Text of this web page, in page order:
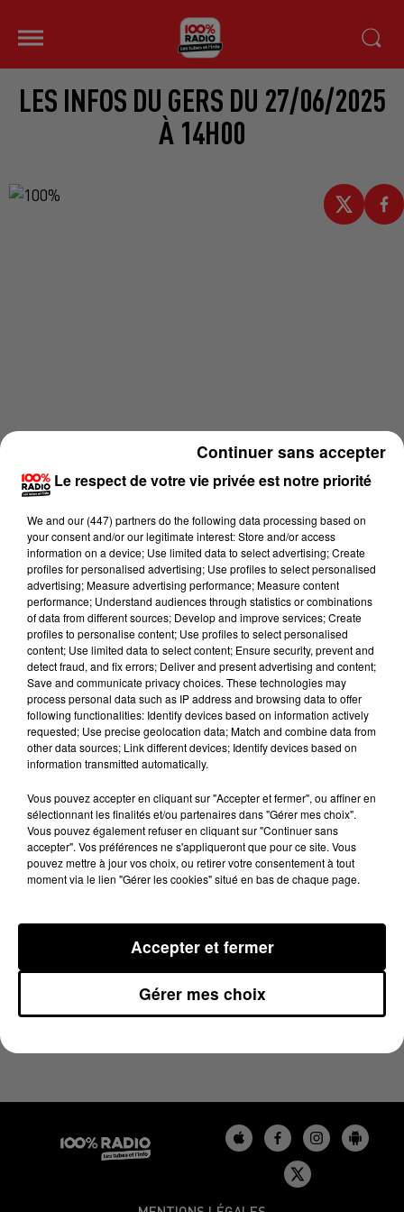
LES INFOS DU GERS DU 27/06/2025
À 14H00
Lecture (2 min 22 sec)
100%
27 juin 2025 - 2 min 22 sec
LES INFOS DU GERS DU 27/06/2025 À 14H00
Le respect de votre vie privée est notre priorité
We and our (447) partnersdo the following data processing based on
your consent and/or our legitimate interest: Store and/or access
information on a device; Use limited data to select advertising; Create
profiles for personalised advertising; Use profiles to select personalised
advertising; Measure advertising performance; Measure content
performance; Understand audiences through statistics or combinations
of data from different sources; Develop and improve services; Create
profiles to personalise content; Use profiles to select personalised
content; Use limited data to select content; Ensure security, prevent and
detect fraud, and fix errors; Deliver and present advertising and content;
Save and communicate privacy choices. These technologies may
process personal data such as IP address and browsing data to offer
following functionalities: Identify devices based on information actively
requested; Use precise geolocation data; Match and combine data from
other data sources; Link different devices; Identify devices based on
information transmitted automatically.
Vous pouvez accepter en cliquant sur "Accepter et fermer", ou affiner en
sélectionnant les finalités et/ou partenaires dans "Gérer mes choix".
Vous pouvez également refuser en cliquant sur "Continuer sans
accepter". Vos préférences ne s'appliqueront que pour ce site. Vous
pouvez mettre à jour vos choix, ou retirer votre consentement à tout
moment via le lien "Gérer les cookies" situé en bas de chaque page.
Gérer mes choix
Accepter et fermer
Continuer sans accepter